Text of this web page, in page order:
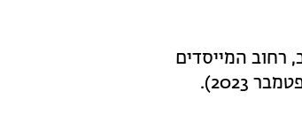
רחוב המייסדים
2023).